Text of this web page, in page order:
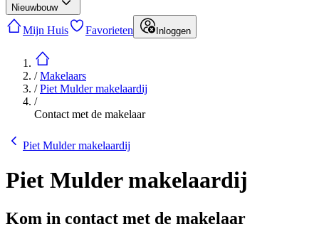
Nieuwbouw
Mijn Huis Favorieten Inloggen
/Makelaars
/Piet Mulder makelaardij
/
Contact met de makelaar
Piet Mulder makelaardij
Piet Mulder makelaardij
Kom in contact met de makelaar